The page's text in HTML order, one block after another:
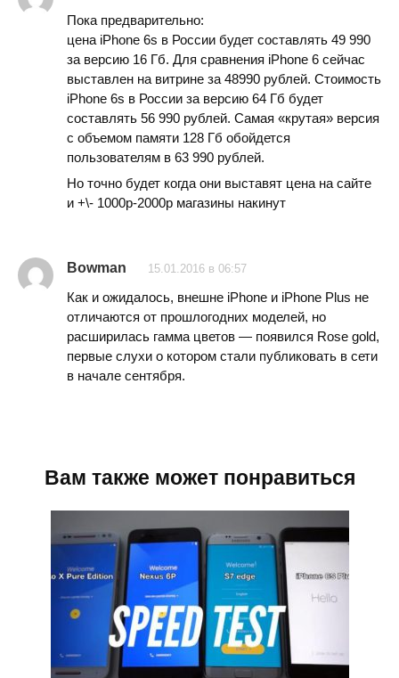
Пока предварительно:
цена iPhone 6s в России будет составлять 49 990
за версию 16 Гб. Для сравнения iPhone 6 сейчас
выставлен на витрине за 48990 рублей. Стоимость
iPhone 6s в России за версию 64 Гб будет
составлять 56 990 рублей. Самая «крутая» версия
с объемом памяти 128 Гб обойдется
пользователям в 63 990 рублей.
Но точно будет когда они выставят цена на сайте
и +\- 1000р-2000р магазины накинут
Bowman 15.01.2016 в 06:57
Как и ожидалось, внешне iPhone и iPhone Plus не
отличаются от прошлогодних моделей, но
расширилась гамма цветов — появился Rose gold,
первые слухи о котором стали публиковать в сети
в начале сентября.
Вам также может понравиться